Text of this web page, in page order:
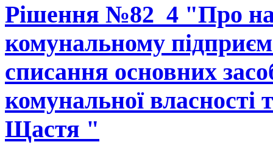
Рішення №82_4 "Про
комунальному
списання основних
комунальної власності
Щастя "